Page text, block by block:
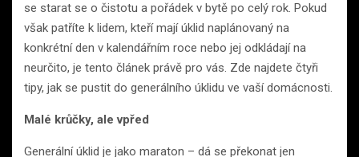
se starat se o čistotu a pořádek v bytě po celý rok. Pokud
však patříte k lidem, kteří mají úklid naplánovaný na
konkrétní den v kalendářním roce nebo jej odkládají na
neurčito, je tento článek právě pro vás. Zde najdete čtyři
tipy, jak se pustit do generálního úklidu ve vaší domácnosti.
Malé krůčky, ale vpřed
Generální úklid je jako maraton – dá se překonat jen